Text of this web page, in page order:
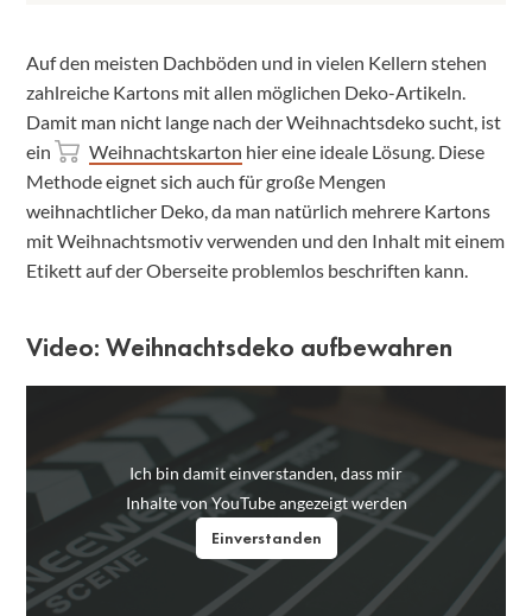
Auf den meisten Dachböden und in vielen Kellern stehen
zahlreiche Kartons mit allen möglichen Deko-Artikeln.
Damit man nicht lange nach der Weihnachtsdeko sucht, ist
ein
Weihnachtskarton hier eine ideale Lösung. Diese
Methode eignet sich auch für große Mengen
weihnachtlicher Deko, da man natürlich mehrere Kartons
mit Weihnachtsmotiv verwenden und den Inhalt mit einem
Etikett auf der Oberseite problemlos beschriften kann.
Video: Weihnachtsdeko aufbewahren
Ich bin damit einverstanden, dass mir
Inhalte von YouTube angezeigt werden
Einverstanden